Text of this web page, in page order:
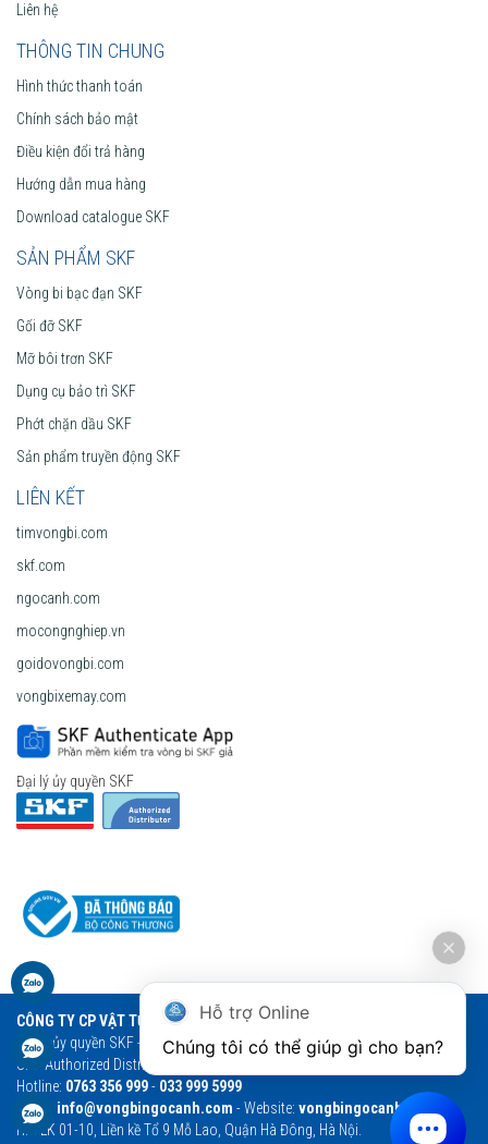
Liên hệ
THÔNG TIN CHUNG
Hình thức thanh toán
Chính sách bảo mật
Điều kiện đổi trả hàng
Hướng dẫn mua hàng
Download catalogue SKF
SẢN PHẨM SKF
Vòng bi bạc đạn SKF
Gối đỡ SKF
Mỡ bôi trơn SKF
Dụng cụ bảo trì SKF
Phớt chặn dầu SKF
Sản phẩm truyền động SKF
LIÊN KẾT
timvongbi.com
skf.com
ngocanh.com
mocongnghiep.vn
goidovongbi.com
vongbixemay.com
Đại lý ủy quyền SKF
CÔNG TY CP VẬT TƯ THƯƠNG MẠI NGỌC ANH
Đại lý ủy quyền SKF - Vòng bi Ngọc Anh - Vòng bi SKF chính hãng
SKF Authorized Distributor
Hotline: 0763 356 999- 033 999 5999
Email: info@vongbingocanh.com - Website: vongbingocanh.com
HN: LK 01-10, Liền kề Tổ 9 Mỗ Lao, Quận Hà Đông, Hà Nội.
Hỗ trợ Online
Chúng tôi có thể giúp gì cho bạn?